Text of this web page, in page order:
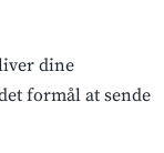
dine
formål at sende